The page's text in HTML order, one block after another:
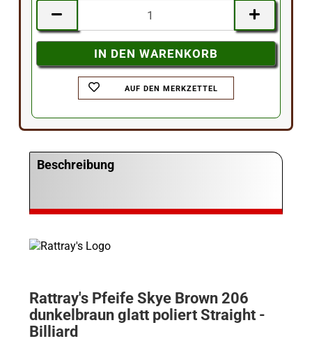
AUF DEN MERKZETTEL
Beschreibung
Rattray's Pfeife Skye Brown 206
dunkelbraun glatt poliert Straight -
Billiard